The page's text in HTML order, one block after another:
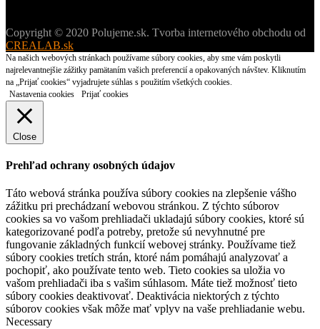
Copyright © 2020 Polujeme.sk. Tvorba internetového obchodu od
CREALAB.sk
Na našich webových stránkach používame súbory cookies, aby sme vám poskytli
najrelevantnejšie zážitky pamätaním vašich preferencií a opakovaných návštev. Kliknutím
na „Prijať cookies“ vyjadrujete súhlas s použitím všetkých cookies.
Nastavenia cookies
Prijať cookies
Close
Prehľad ochrany osobných údajov
Táto webová stránka používa súbory cookies na zlepšenie vášho
zážitku pri prechádzaní webovou stránkou. Z týchto súborov
cookies sa vo vašom prehliadači ukladajú súbory cookies, ktoré sú
kategorizované podľa potreby, pretože sú nevyhnutné pre
fungovanie základných funkcií webovej stránky. Používame tiež
súbory cookies tretích strán, ktoré nám pomáhajú analyzovať a
pochopiť, ako používate tento web. Tieto cookies sa uložia vo
vašom prehliadači iba s vašim súhlasom. Máte tiež možnosť tieto
súbory cookies deaktivovať. Deaktivácia niektorých z týchto
súborov cookies však môže mať vplyv na vaše prehliadanie webu.
Necessary